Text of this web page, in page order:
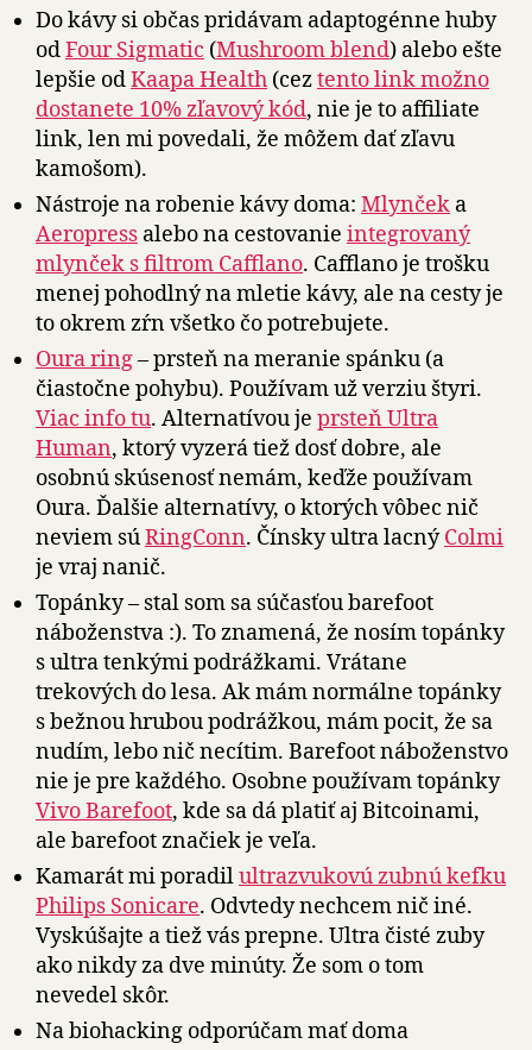
Do kávy si občas pridávam adaptogénne huby
odFour Sigmatic (Mushroom blend) alebo ešte
lepšie odKaapa Health (ceztento link možno
dostanete 10% zľavový kód, nie je to affiliate
link, len mi povedali, že môžem dať zľavu
kamošom).
Nástroje na robenie kávy doma: Mlynček a
Aeropress alebo na cestovanie integrovaný
mlynček s filtrom Cafflano. Cafflano je trošku
menej pohodlný na mletie kávy, ale na cesty je
to okrem zŕn všetko čo potrebujete.
Oura ring– prsteň na meranie spánku (a
čiastočne pohybu). Používam už verziu štyri.
Viac info tu. Alternatívou je prsteň Ultra
Human, ktorý vyzerá tiež dosť dobre, ale
osobnú skúsenosť nemám, keďže používam
Oura. Ďalšie alternatívy, o ktorých vôbec nič
neviem súRingConn. Čínsky ultra lacnýColmi
je vraj nanič.
Topánky – stal som sa súčasťou barefoot
náboženstva :). To znamená, že nosím topánky
s ultra tenkými podrážkami. Vrátane
trekových do lesa. Ak mám normálne topánky
s bežnou hrubou podrážkou, mám pocit, že sa
nudím, lebo nič necítim. Barefoot náboženstvo
nie je pre každého. Osobne používam topánky
Vivo Barefoot, kde sa dá platiť aj Bitcoinami,
ale barefoot značiek je veľa.
Kamarát mi poradilultrazvukovú zubnú kefku
Philips Sonicare. Odvtedy nechcem nič iné.
Vyskúšajte a tiež vás prepne. Ultra čisté zuby
ako nikdy za dve minúty. Že som o tom
nevedel skôr.
Na biohacking odporúčam mať doma